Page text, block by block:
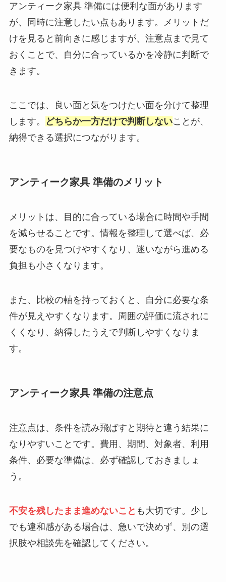
アンティーク家具 準備には便利な面があります
が、同時に注意したい点もあります。メリットだ
けを見ると前向きに感じますが、注意点まで見て
おくことで、自分に合っているかを冷静に判断で
きます。
ここでは、良い面と気をつけたい面を分けて整理
します。
どちらか一方だけで判断しないことが、
納得できる選択につながります。
アンティーク家具 準備のメリット
メリットは、目的に合っている場合に時間や手間
を減らせることです。情報を整理して選べば、必
要なものを見つけやすくなり、迷いながら進める
負担も小さくなります。
また、比較の軸を持っておくと、自分に必要な条
件が見えやすくなります。周囲の評価に流されに
くくなり、納得したうえで判断しやすくなりま
す。
アンティーク家具 準備の注意点
注意点は、条件を読み飛ばすと期待と違う結果に
なりやすいことです。費用、期間、対象者、利用
条件、必要な準備は、必ず確認しておきましょ
う。
不安を残したまま進めないこと も大切です。少し
でも違和感がある場合は、急いで決めず、別の選
択肢や相談先を確認してください。